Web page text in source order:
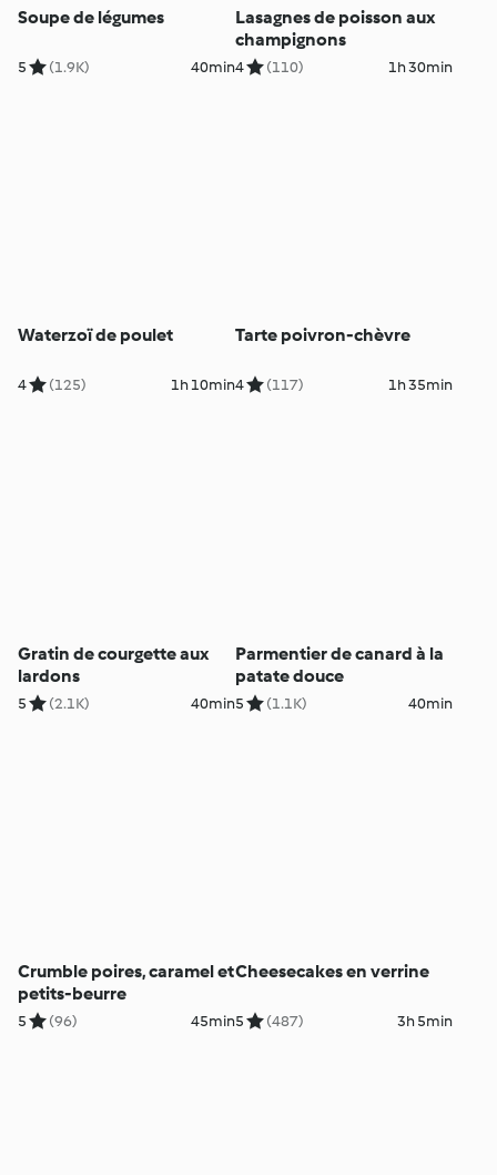
Soupe de légumes
5 (1.9K) 40min
Lasagnes de poisson aux
champignons
4 (110) 1h 30min
Waterzoï de poulet
4 (125) 1h 10min
Tarte poivron-chèvre
4 (117) 1h 35min
Gratin de courgette aux
lardons
5 (2.1K) 40min
Parmentier de canard à la
patate douce
5 (1.1K) 40min
Crumble poires, caramel et
petits-beurre
5 (96) 45min
Cheesecakes en verrine
5 (487) 3h 5min